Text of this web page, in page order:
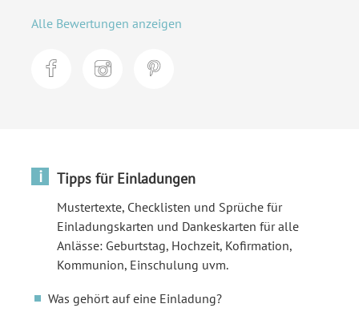
Alle Bewertungen anzeigen
i Tipps für Einladungen
Mustertexte, Checklisten und Sprüche für
Einladungskarten und Dankeskarten für alle
Anlässe: Geburtstag, Hochzeit, Kofirmation,
Kommunion, Einschulung uvm.
Was gehört auf eine Einladung?